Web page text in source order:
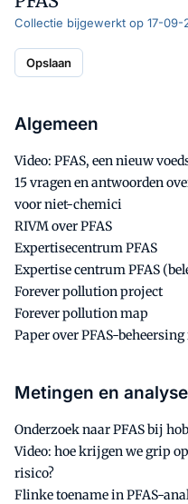
Collectie bijgewerkt op 17-09-
Opslaan
Algemeen
Video: PFAS, een nieuw
15 vragen en antwoorden
voor niet-chemici
RIVM over PFAS
Expertisecentrum PFAS
Expertise centrum PFAS
Forever pollution project
Forever pollution map
Paper over PFAS-
Metingen en analyse
Onderzoek naar PFAS bij
Video: hoe krijgen we grip
risico?
Flinke toename in PFAS-